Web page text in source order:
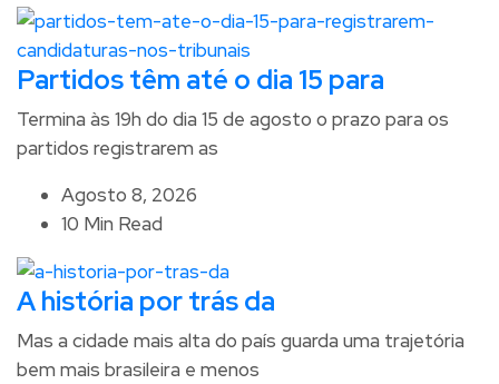
Partidos têm até o dia 15 para
Termina às 19h do dia 15 de agosto o prazo para os
partidos registrarem as
Agosto 8, 2026
10 Min Read
A história por trás da
Mas a cidade mais alta do país guarda uma trajetória
bem mais brasileira e menos